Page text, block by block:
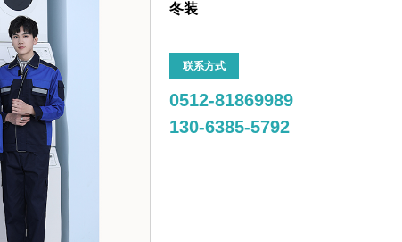
冬装
联系方式
0512-81869989
130-6385-5792